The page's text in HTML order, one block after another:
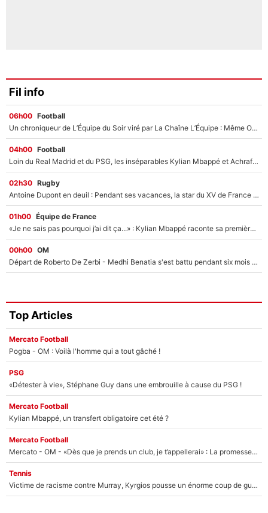
Fil info
06h00 Football
Un chroniqueur de L’Équipe du Soir viré par La Chaîne L’Équipe : Même Olivier Ménard n’avait pas pu empêcher son départ, «je l’ai appris sur Twitter, je l’ai vécu assez mal»
04h00 Football
Loin du Real Madrid et du PSG, les inséparables Kylian Mbappé et Achraf Hakimi changent d'équipe le temps d'une journée !
02h30 Rugby
Antoine Dupont en deuil : Pendant ses vacances, la star du XV de France a perdu sa grand-mère
01h00 Équipe de France
«Je ne sais pas pourquoi j’ai dit ça...» : Kylian Mbappé raconte sa première rencontre avec Zinédine Zidane (et c’est très drôle)
00h00 OM
Départ de Roberto De Zerbi - Medhi Benatia s'est battu pendant six mois pour le retenir à l'OM, le PSG a été le naufrage de trop : «Je pars avec toi»
Top Articles
Mercato Football
Pogba - OM : Voilà l'homme qui a tout gâché !
PSG
«Détester à vie», Stéphane Guy dans une embrouille à cause du PSG !
Mercato Football
Kylian Mbappé, un transfert obligatoire cet été ?
Mercato Football
Mercato - OM - «Dès que je prends un club, je t’appellerai» : La promesse de Marcelino au moment de claquer la porte
Tennis
Victime de racisme contre Murray, Kyrgios pousse un énorme coup de gueule !